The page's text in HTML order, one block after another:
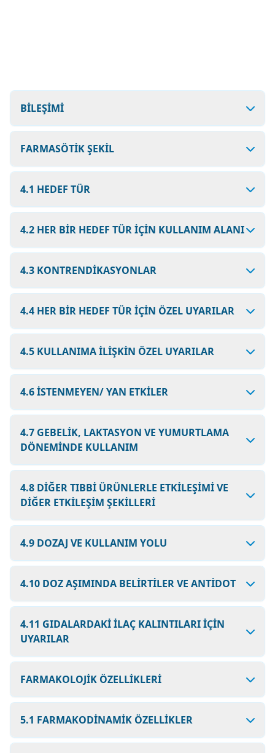
BİLEŞİMİ
FARMASÖTİK ŞEKİL
4.1 HEDEF TÜR
4.2 HER BİR HEDEF TÜR İÇİN KULLANIM ALANI
4.3 KONTRENDİKASYONLAR
4.4 HER BİR HEDEF TÜR İÇİN ÖZEL UYARILAR
4.5 KULLANIMA İLİŞKİN ÖZEL UYARILAR
4.6 İSTENMEYEN/ YAN ETKİLER
4.7 GEBELİK, LAKTASYON VE YUMURTLAMA
DÖNEMİNDE KULLANIM
4.8 DİĞER TIBBİ ÜRÜNLERLE ETKİLEŞİMİ VE
DİĞER ETKİLEŞİM ŞEKİLLERİ
4.9 DOZAJ VE KULLANIM YOLU
4.10 DOZ AŞIMINDA BELİRTİLER VE ANTİDOT
4.11 GIDALARDAKİ İLAÇ KALINTILARI İÇİN
UYARILAR
FARMAKOLOJİK ÖZELLİKLERİ
5.1 FARMAKODİNAMİK ÖZELLİKLER